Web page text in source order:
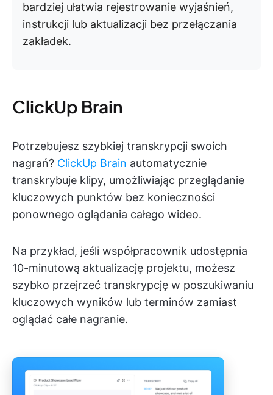
bardziej ułatwia rejestrowanie wyjaśnień,
instrukcji lub aktualizacji bez przełączania
zakładek.
ClickUp Brain
Potrzebujesz szybkiej transkrypcji swoich
nagrań? ClickUp Brain automatycznie
transkrybuje klipy, umożliwiając przeglądanie
kluczowych punktów bez konieczności
ponownego oglądania całego wideo.
Na przykład, jeśli współpracownik udostępnia
10-minutową aktualizację projektu, możesz
szybko przejrzeć transkrypcję w poszukiwaniu
kluczowych wyników lub terminów zamiast
oglądać całe nagranie.